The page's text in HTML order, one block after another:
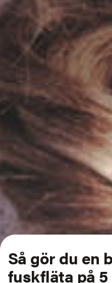
Så gör du en
fuskfläta på